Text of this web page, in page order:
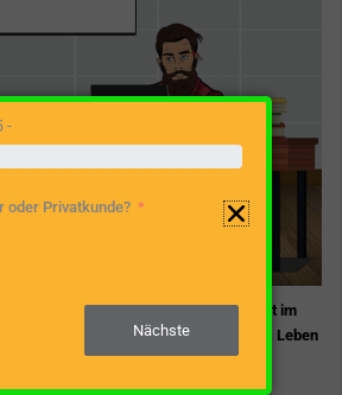
Co. KG wurde 1984 gegründet und sitzt im
Sie wurde als Familienbetrieb ins Leben
ist die Familie Jansen in die
-
oder Privatkunde?
Nächste